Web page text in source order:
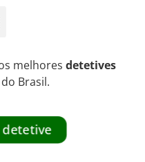
melhores detetives
Brasil.